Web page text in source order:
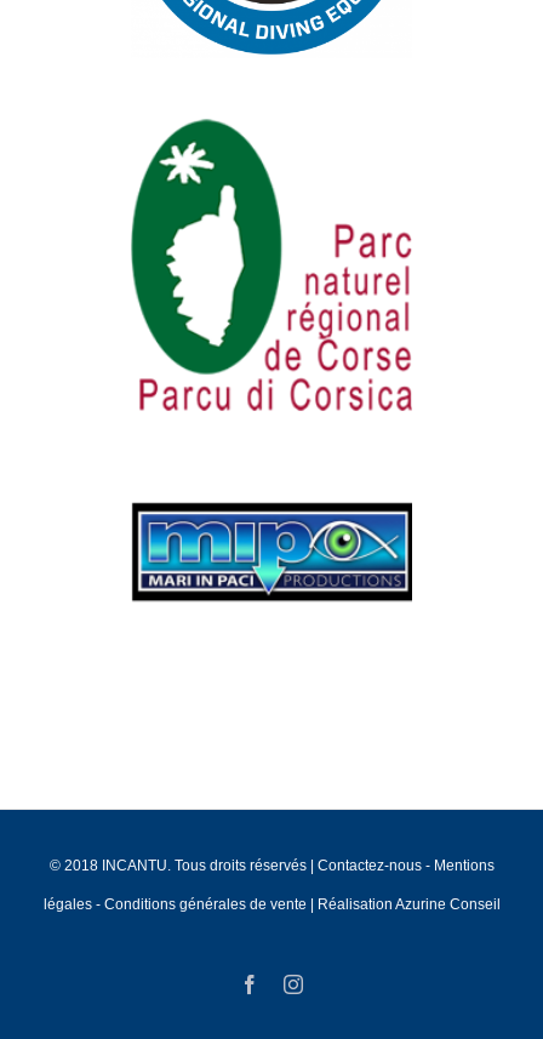
© 2018 INCANTU. Tous droits réservés | Contactez-nous- Mentions
légales - Conditions générales de vente Réalisation Azurine Conseil
FacebookInstagram